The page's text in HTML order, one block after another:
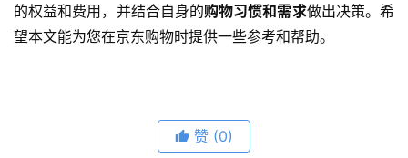
的权益和费用，并结合自身的购物习惯和需求做出决策。希
望本文能为您在京东购物时提供一些参考和帮助。
赞 (0)